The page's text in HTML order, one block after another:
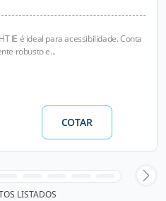
IE é ideal para acessibilidade. Conta
robusto e...
COTAR
LISTADOS